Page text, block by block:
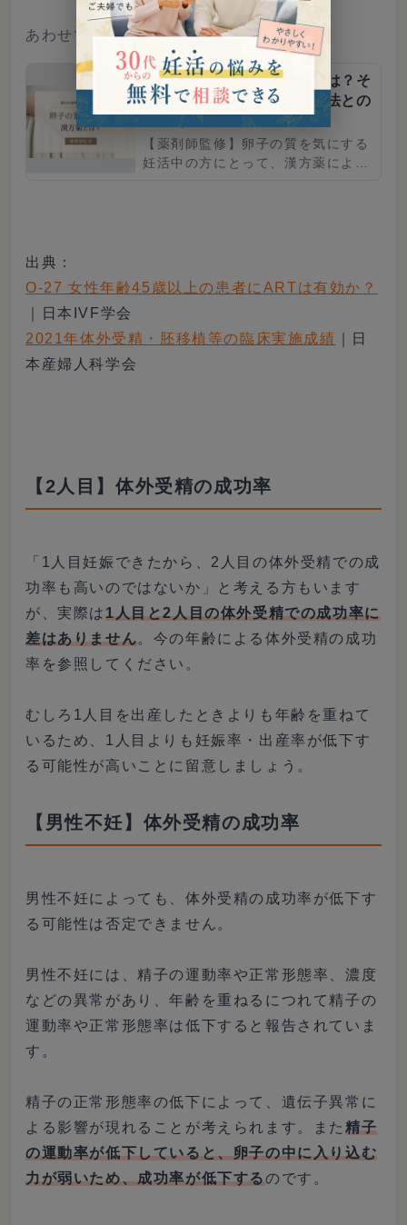
あわせて読みたい
卵子の質を上げる漢方薬とは？そ
の効果や使い方、ほかの方法との
違いも紹介
【薬剤師監修】卵子の質を気にする
妊活中の方にとって、漢方薬による
出典：
O-27 女性年齢45歳以上の患者にARTは有効か？
｜日本IVF学会
2021年体外受精・胚移植等の臨床実施成績 ｜日
本産婦人科学会
【2人目】体外受精の成功率
「1人目妊娠できたから、2人目の体外受精での成
功率も高いのではないか」と考える方もいます
が、実際は1人目と2人目の体外受精での成功率に
差はありません。今の年齢による体外受精の成功
率を参照してください。
むしろ1人目を出産したときよりも年齢を重ねて
いるため、1人目よりも妊娠率・出産率が低下す
る可能性が高いことに留意しましょう。
【男性不妊】体外受精の成功率
男性不妊によっても、体外受精の成功率が低下す
る可能性は否定できません。
男性不妊には、精子の運動率や正常形態率、濃度
などの異常があり、年齢を重ねるにつれて精子の
運動率や正常形態率は低下すると報告されていま
す。
精子の正常形態率の低下によって、遺伝子異常に
よる影響が現れることが考えられます。また 精子
の運動率が低下していると、卵子の中に入り込む
力が弱いため、成功率が低下するのです。